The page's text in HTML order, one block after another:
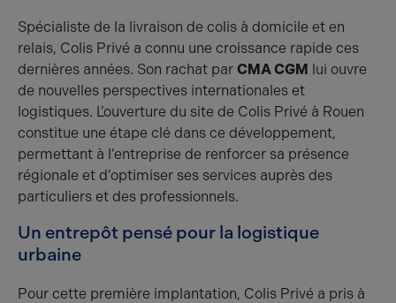
Spécialiste de la livraison de colis à domicile et en
relais, Colis Privé a connu une croissance rapide ces
dernières années. Son rachat par CMA CGM lui ouvre
de nouvelles perspectives internationales et
logistiques. L’ouverture du site de Colis Privé à Rouen
constitue une étape clé dans ce développement,
permettant à l’entreprise de renforcer sa présence
régionale et d’optimiser ses services auprès des
particuliers et des professionnels.
Un entrepôt pensé pour la logistique
urbaine
Pour cette première implantation, Colis Privé a pris à